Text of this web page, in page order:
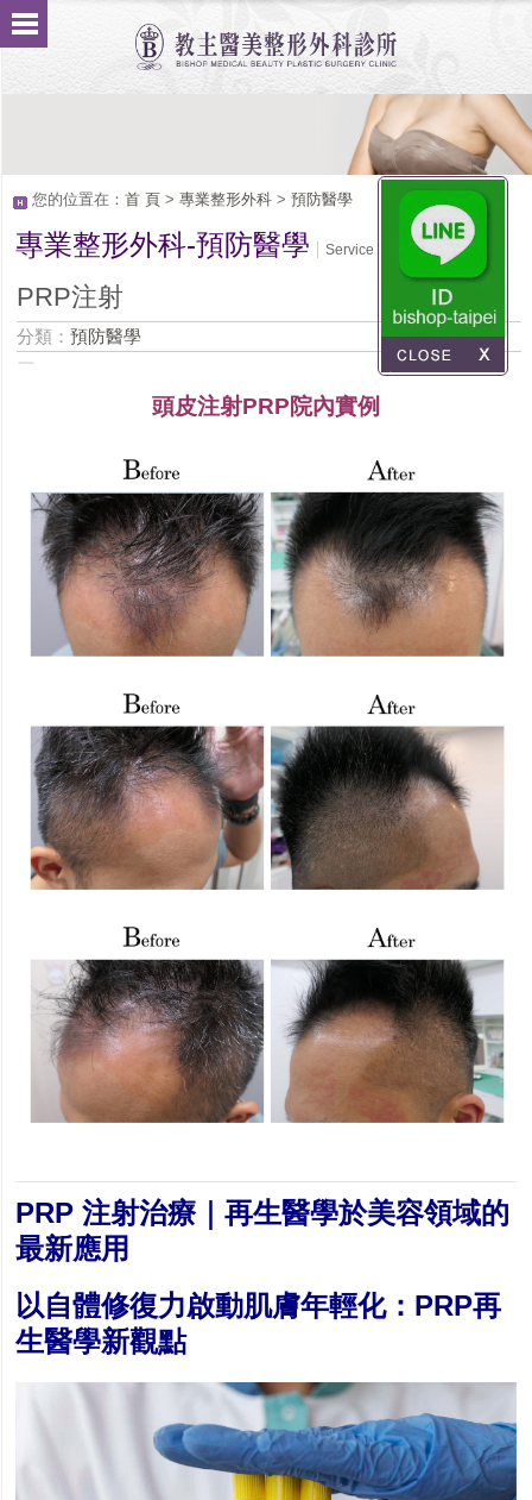
您的位置在： 首 頁> 專業整形外科> 預防醫學
專業整形外科-預防醫學 Service
PRP注射
分類： 預防醫學
頭皮注射PRP院內實例
PRP注射治療｜再生醫學於美容領域的
最新應用
以自體修復力啟動肌膚年輕化： PRP再
生醫學新觀點